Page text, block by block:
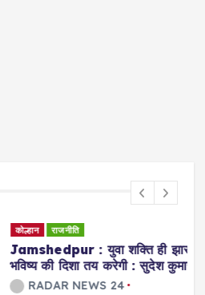
राजनीति
: युवा शक्ति ही झारखंड के
दिशा तय करेगी : सुदेश कुमार महतो
NEWS 24